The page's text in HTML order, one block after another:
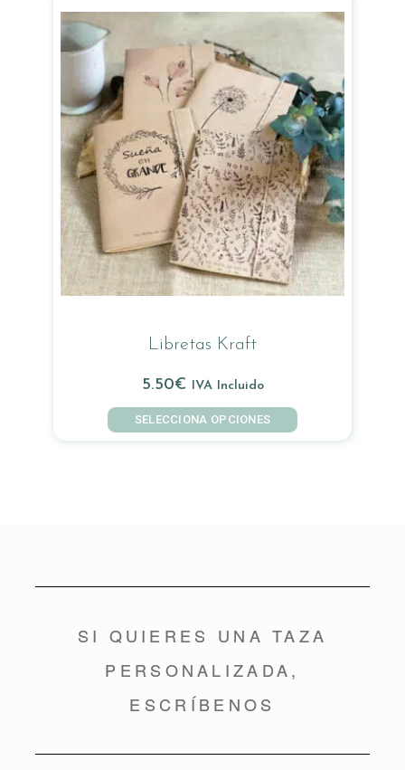
Libretas Kraft
5.50€ IVA Incluido
SELECCIONA OPCIONES
SI QUIERES UNA TAZA
PERSONALIZADA,
ESCRÍBENOS